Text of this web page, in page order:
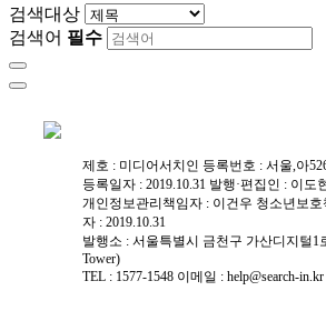
검색대상
검색어 필수
제호 : 미디어서치인 등록번호 : 서울,아
등록일자 : 2019.10.31 발행·편집인 : 이도
개인정보관리책임자 : 이건우 ㅤㅤㅤㅤㅤ청소년보호책
자 : 2019.10.31
발행소 : 서울특별시 금천구 가산디지털1
Tower)
TEL : 1577-1548 이메일 : help@search-in.kr